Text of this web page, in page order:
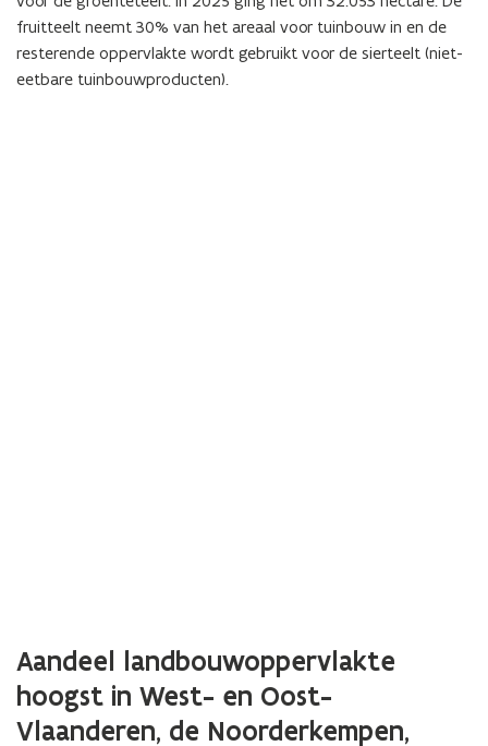
fruitteelt neemt 30% van het areaal voor tuinbouw in en de
resterende oppervlakte wordt gebruikt voor de sierteelt (niet-
eetbare tuinbouwproducten).
Aandeel landbouwoppervlakte
hoogst in West- en Oost-
Vlaanderen, de Noorderkempen,